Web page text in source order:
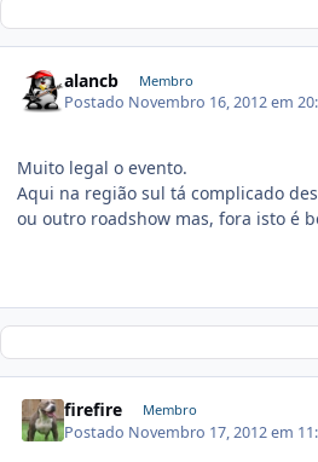
alancb Membro
Postado Novembro 16, 2012 em
Muito legal o evento.
Aqui na região sul tá complicado
ou outro roadshow mas, fora isto é
firefire Membro
Postado Novembro 17, 2012 em